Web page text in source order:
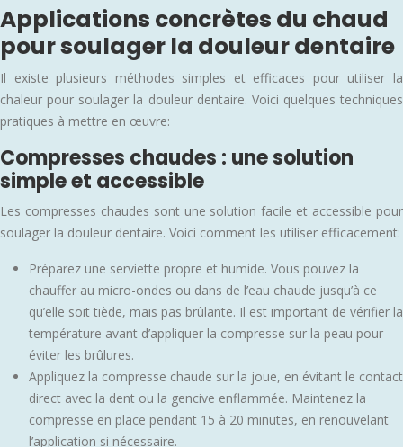
Applications concrètes du chaud
pour soulager la douleur dentaire
Il existe plusieurs méthodes simples et efficaces pour utiliser la
chaleur pour soulager la douleur dentaire. Voici quelques techniques
pratiques à mettre en œuvre:
Compresses chaudes : une solution
simple et accessible
Les compresses chaudes sont une solution facile et accessible pour
soulager la douleur dentaire. Voici comment les utiliser efficacement:
Préparez une serviette propre et humide. Vous pouvez la
chauffer au micro-ondes ou dans de l’eau chaude jusqu’à ce
qu’elle soit tiède, mais pas brûlante. Il est important de vérifier la
température avant d’appliquer la compresse sur la peau pour
éviter les brûlures.
Appliquez la compresse chaude sur la joue, en évitant le contact
direct avec la dent ou la gencive enflammée. Maintenez la
compresse en place pendant 15 à 20 minutes, en renouvelant
l’application si nécessaire.